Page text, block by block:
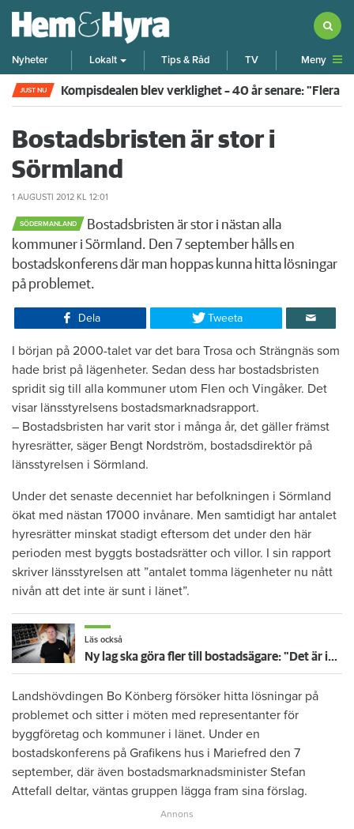
Nyheter Lokalt Tips & Råd TV Meny
JUST NU Kompisdealen blev verklighet – 40 år senare: "Flera
Bostadsbristen är stor i
Sörmland
1 AUGUSTI 2012 KL 12:01
SÖDERMANLAND
Bostadsbristen är stor i nästan alla
kommuner i Sörmland. Den 7 september hålls en
bostadskonferens där man hoppas kunna hitta lösningar
på problemet.
Dela Tweeta
I början på 2000-talet var det bara Trosa och Strängnäs som
hade brist på lägenheter. Sedan dess har bostadsbristen
spridit sig till alla kommuner utom Flen och Vingåker. Det
visar länsstyrelsens bostadsmarknadsrapport.
– Bostadsbristen har varit stor i många år, det gäller främst
hyresrätter, säger Bengt Nordström, bostadsdirektör på
länsstyrelsen i Sörmland.
Under det senaste decenniet har befolkningen i Sörmland
ökat med nästan 17000 invånare. Men samtidigt har antalet
hyresrätter minskat stadigt eftersom det under den här
perioden mest byggts bostadsrätter och villor. I sin rapport
skriver länsstyrelsen att ”antalet tomma lägenheter nu nått
nivån att det inte är sunt i länet”.
Läs också
Ny lag ska göra fler till bostadsägare: "Det är inget för gemene man"
Landshövdingen Bo Könberg försöker hitta lösningar på
problemet och sitter i möten med representanter för
byggföretag och kommuner i länet. Under en
bostadskonferens på Grafikens hus i Mariefred den 7
september, där även bostadsmarknadsminister Stefan
Attefall deltar, väntas gruppen lägga fram sina förslag.